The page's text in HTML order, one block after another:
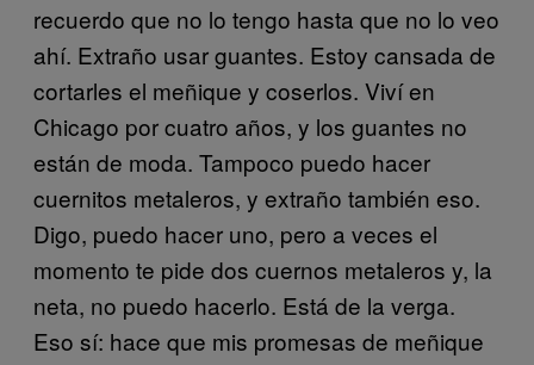
recuerdo que no lo tengo hasta que no lo veo
ahí. Extraño usar guantes. Estoy cansada de
cortarles el meñique y coserlos. Viví en
Chicago por cuatro años, y los guantes no
están de moda. Tampoco puedo hacer
cuernitos metaleros, y extraño también eso.
Digo, puedo hacer uno, pero a veces el
momento te pide dos cuernos metaleros y, la
neta, no puedo hacerlo. Está de la verga.
Eso sí: hace que mis promesas de meñique